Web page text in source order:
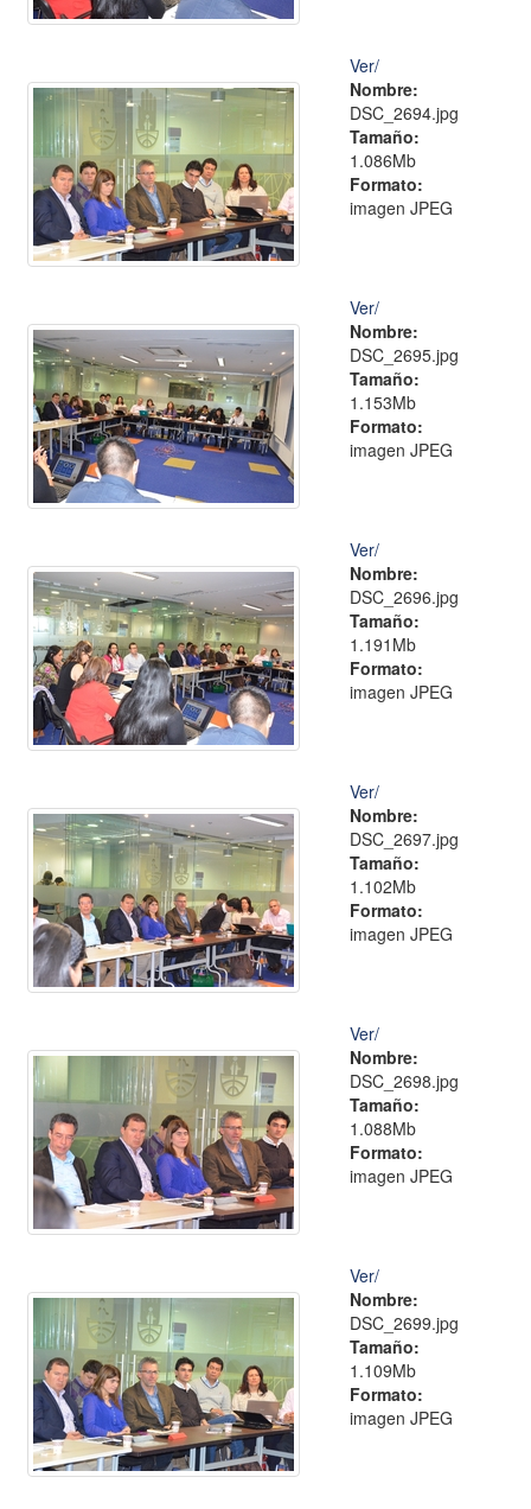
Ver/
Nombre:
DSC_2694.jpg
Tamaño:
1.086Mb
Formato:
imagen JPEG
Ver/
Nombre:
DSC_2695.jpg
Tamaño:
1.153Mb
Formato:
imagen JPEG
Ver/
Nombre:
DSC_2696.jpg
Tamaño:
1.191Mb
Formato:
imagen JPEG
Ver/
Nombre:
DSC_2697.jpg
Tamaño:
1.102Mb
Formato:
imagen JPEG
Ver/
Nombre:
DSC_2698.jpg
Tamaño:
1.088Mb
Formato:
imagen JPEG
Ver/
Nombre:
DSC_2699.jpg
Tamaño:
1.109Mb
Formato:
imagen JPEG